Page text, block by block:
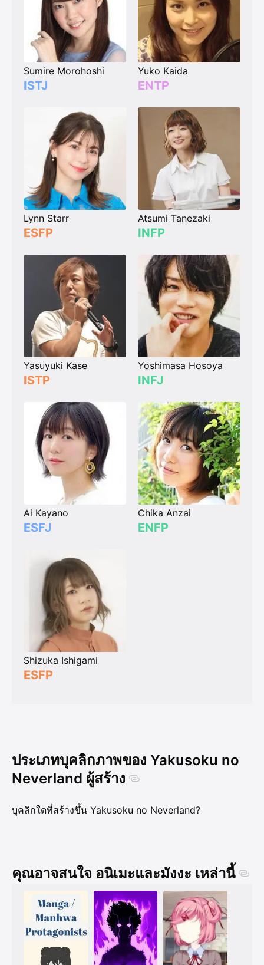
Sumire Morohoshi
ISTJ
Yuko Kaida
ENTP
Lynn Starr
ESFP
Atsumi Tanezaki
INFP
Yasuyuki Kase
ISTP
Yoshimasa Hosoya
INFJ
Ai Kayano
ESFJ
Chika Anzai
ENFP
Shizuka Ishigami
ESFP
ประเภทบุคลิกภาพของ Yakusoku no
Neverland ผู้สร้าง
บุคลิกใดที่สร้างขึ้น Yakusoku no Neverland?
คุณอาจสนใจ อนิเมะและมังงะ เหล่านี้